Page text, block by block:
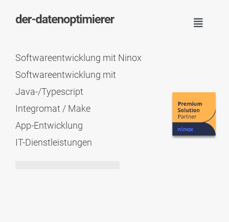
Toggle
Softwareentwicklung mit Ninox
Softwareentwicklung mit
Java-/Typescript
Integromat / Make
App-Entwicklung
IT-Dienstleistungen